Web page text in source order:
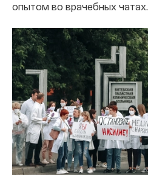
опытом во врачебных чатах.